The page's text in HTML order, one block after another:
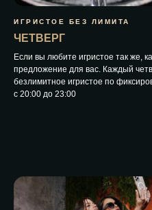
ИГРИСТОЕ БЕЗ ЛИМИТА
ЧЕТВЕРГ
Если вы любите игристое так же,
предложение для вас. Каждый
безлимитное игристое по
с 20:00 до 23:00